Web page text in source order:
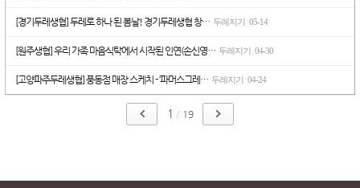
[경기두레생협] 두레로 하나 된 봄날! 경기두레생협 창… 두레지기 05-14
[원주생협] 우리 가족 마음식탁에서 시작된 인연(손신영… 두레지기 04-30
[고양파주두레생협] 풍동점 매장 스케치 - ‘파머스그레… 두레지기 04-24
1 / 19